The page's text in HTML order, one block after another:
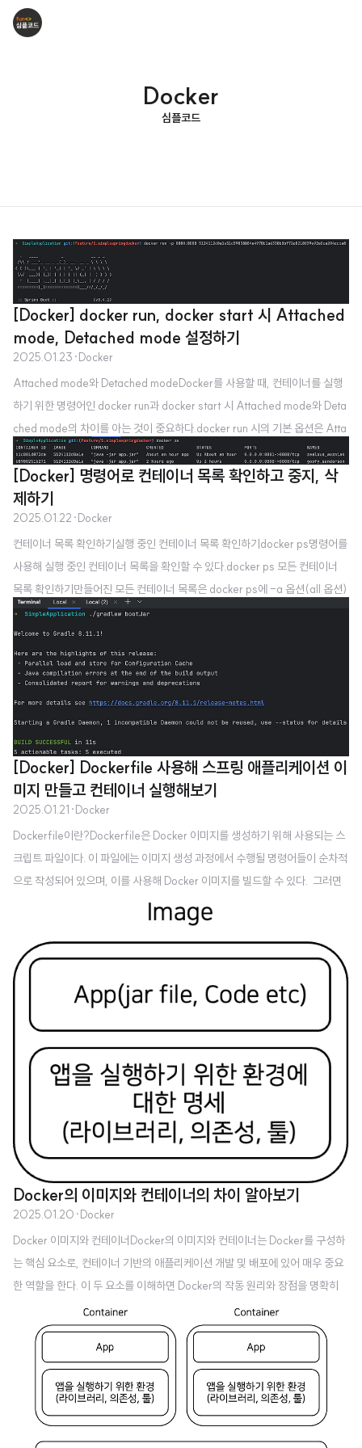
Docker
심플코드
[Docker] docker run, docker start 시 Attached
mode, Detached mode 설정하기
2025.01.23 · Docker
Attached mode와 Detached modeDocker를 사용할 때, 컨테이너를 실행
하기 위한 명령어인 docker run과 docker start 시 Attached mode와 Deta
ched mode의 차이를 아는 것이 중요하다.docker run 시의 기본 옵션은 Atta
ched mode로 이는 컨테이너의 표준 입력과 출력 그리고 오류 스트림을 터미
널에 연결해 실시간으로 확인할 수 있도록 하는 모드이다. 다음은 우리가 dock
er run을 통해 애플리케이션을 실행했을 때의 화면이다. 이 화면에서 볼 수 있듯
이, Attached Mode는 기본적으로 콘솔에서 로그를 확인할 수 있도록 한
다. 하지만, 만약 우리가 docker start를 통해 컨테이너를 실행한다면, 이 컨테
이너는 로그를 출력하..
[Docker] 명령어로 컨테이너 목록 확인하고 중지, 삭
제하기
2025.01.22 · Docker
컨테이너 목록 확인하기실행 중인 컨테이너 목록 확인하기docker ps명령어를
사용해 실행 중인 컨테이너 목록을 확인할 수 있다.docker ps 모든 컨테이너
목록 확인하기만들어진 모든 컨테이너 목록은 docker ps에 -a 옵션(all 옵션)
을 줘서 확인할 수 있다.docker ps -a 실행 중인 컨테이너 중지하기실행 중인
컨테이너를 중지하려면 docker stop [Container Name] 을 실행하면 된다.d
ocker stop [Container Name] 컨테이너의 이름은 docker ps의 맨 마지막
열의 NAMES에서 확인할 수 있으며 중지하면 더이상 해당 컨테이너가 docke
r ps로 조회되지 않는다. 컨테이너 실행하기중지한 컨테이너를 다시 실행하려
면 docker start을 사용하..
[Docker] Dockerfile 사용해 스프링 애플리케이션 이
미지 만들고 컨테이너 실행해보기
2025.01.21 ·Docker
Dockerfile이란?Dockerfile은 Docker 이미지를 생성하기 위해 사용되는 스
크립트 파일이다. 이 파일에는 이미지 생성 과정에서 수행될 명령어들이 순차적
으로 작성되어 있으며, 이를 사용해 Docker 이미지를 빌드할 수 있다. 그러면
지금부터 스프링 애플리케이션을 위한 간단한 Dockerfile을 만들어보자. 코드
는 다음 위치에 있다.* 이것은 예제를 위한 Dockerfile이고, 프로덕션을 위한
Dockefile은 더욱 복잡하게 만들어집니다. Code: https://github.com/sey
oungcho2/DockerExample/tree/feature/1.simplespringdocker GitHu
b - seyoungcho2/DockerExample: Docker 연습을 위한 저장소..
Docker의 이미지와 컨테이너의 차이 알아보기
2025.01.20 ·Docker
Docker 이미지와 컨테이너Docker의 이미지와 컨테이너는 Docker를 구성하
는 핵심 요소로, 컨테이너 기반의 애플리케이션 개발 및 배포에 있어 매우 중요
한 역할을 한다. 이 두 요소를 이해하면 Docker의 작동 원리와 장점을 명확히
파악할 수 있다. 이미지(Image)Docker 이미지는 컨테이너 실행을 위한 설정
을 모아 놓은 읽기 전용 템플릿이다. 이미지에는 애플리케이션을 실행하는 데
필요한 모든 요소들이 포함되어 있다. 예를 들어 코드, 런타임, 라이브러리, 환
경 변수 등이 포함되어 있다. 이미지의 주요 특징1. 불변성: 이미지는 읽기 전용
으로 설계되어 있어 실행 중 변경되지 않아 환경을 표준화하는 데 유용합니다.2.
레이어 구조: 이미지는 여러 레이어(layer)로 구성되며, 변경 사항은..